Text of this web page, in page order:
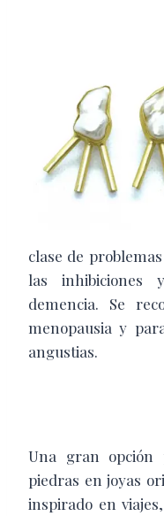
clase de
las
demencia. Se
menopausia y
angustias.
Una gran opción
piedras en joyas
inspirado en